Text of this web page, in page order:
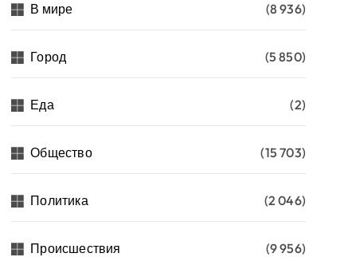
В мире (8 936)
Город (5 850)
Еда (2)
Общество (15 703)
Политика (2 046)
Происшествия (9 956)